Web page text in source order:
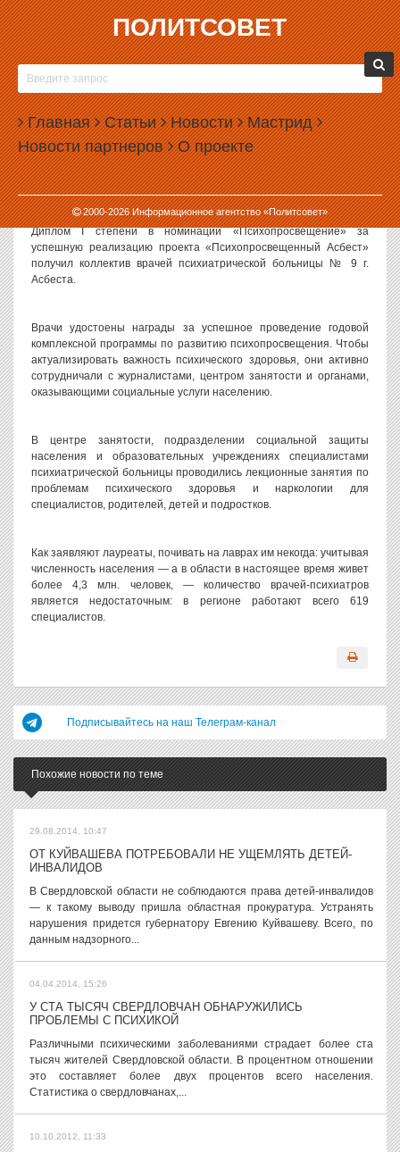
ПОЛИТСОВЕТ
Главная Статьи Новости Мастрид
Новости партнеров О проекте
2000-2026Информационное агентство «Политсовет»
10.12.2010, 11:41
ПРОЕКТ «ПСИХОПРОСВЕЩЕННЫЙ АСБЕСТ»
СТАЛ ПОБЕДИТЕЛЕМ ВСЕРОССИЙСКОГО
КОНКУРСА
Врачи Свердловской области стали призерами Всероссийского
конкурса «За подвижничество в области душевного здоровья»
имени академика РАМН Т.Б. Дмитриевой.
Диплом I степени в номинации «Психопросвещение» за
успешную реализацию проекта «Психопросвещенный Асбест»
получил коллектив врачей психиатрической больницы № 9 г.
Асбеста.
Врачи удостоены награды за успешное проведение годовой
комплексной программы по развитию психопросвещения. Чтобы
актуализировать важность психического здоровья, они активно
сотрудничали с журналистами, центром занятости и органами,
оказывающими социальные услуги населению.
В центре занятости, подразделении социальной защиты
населения и образовательных учреждениях специалистами
психиатрической больницы проводились лекционные занятия по
проблемам психического здоровья и наркологии для
специалистов, родителей, детей и подростков.
Как заявляют лауреаты, почивать на лаврах им некогда: учитывая
численность населения — а в области в настоящее время живет
более 4,3 млн. человек, — количество врачей-психиатров
является недостаточным: в регионе работают всего 619
специалистов.
Подписывайтесь на наш Телеграм-канал
Похожие новости по теме
29.08.2014, 10:47
ОТ КУЙВАШЕВА ПОТРЕБОВАЛИ НЕ УЩЕМЛЯТЬ ДЕТЕЙ-
ИНВАЛИДОВ
В Свердловской области не соблюдаются права детей-инвалидов
— к такому выводу пришла областная прокуратура. Устранять
нарушения придется губернатору Евгению Куйвашеву. Всего, по
данным надзорного...
04.04.2014, 15:26
У СТА ТЫСЯЧ СВЕРДЛОВЧАН ОБНАРУЖИЛИСЬ
ПРОБЛЕМЫ С ПСИХИКОЙ
Различными психическими заболеваниями страдает более ста
тысяч жителей Свердловской области. В процентном отношении
это составляет более двух процентов всего населения.
Статистика о свердловчанах,...
10.10.2012, 11:33